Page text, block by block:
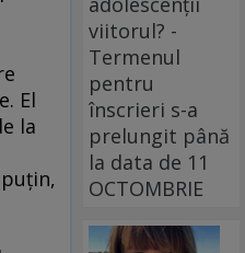
El
la
viitorul? -
Termenul
pentru
înscrieri s-a
prelungit până
la data de 11
OCTOMBRIE